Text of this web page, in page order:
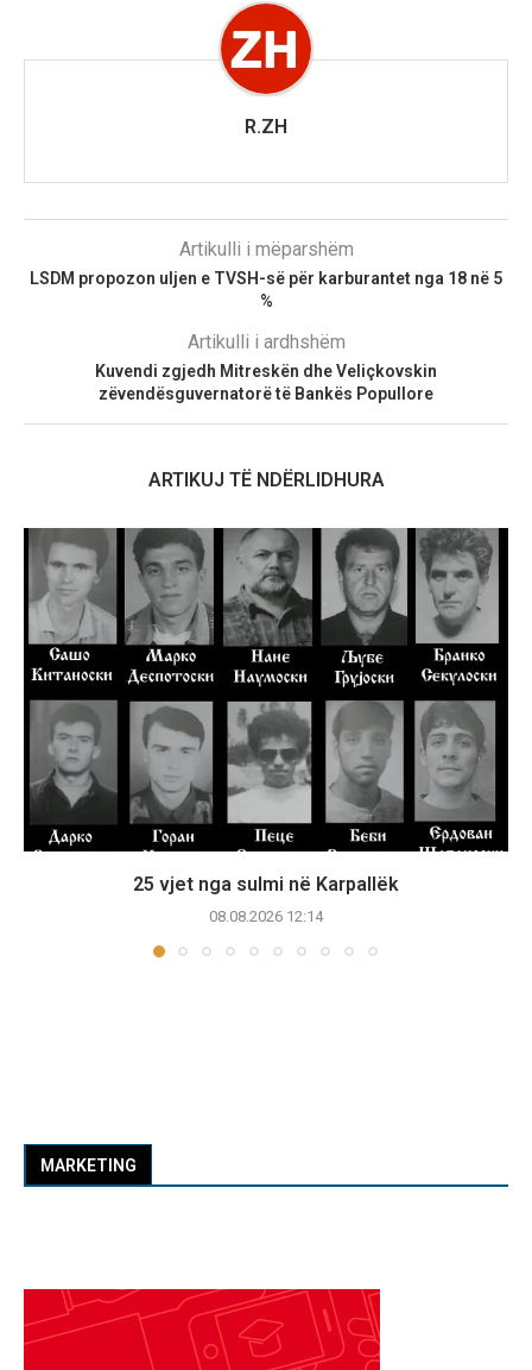
R.ZH
Artikulli i mëparshëm
LSDM propozon uljen e TVSH-së për karburantet nga 18 në 5
%
Artikulli i ardhshëm
Kuvendi zgjedh Mitreskën dhe Veliçkovskin
zëvendësguvernatorë të Bankës Popullore
ARTIKUJ TË NDËRLIDHURA
25 vjet nga sulmi në Karpallëk
08.08.2026 12:14
MARKETING